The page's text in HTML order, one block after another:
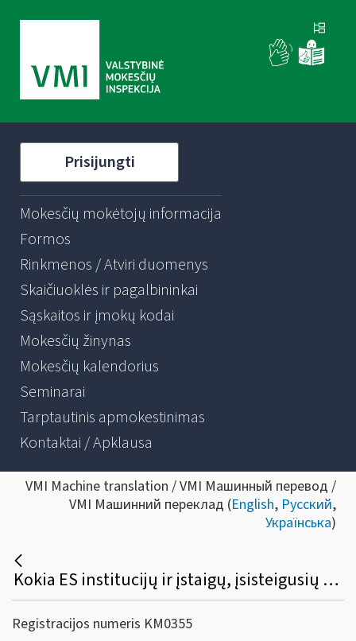
Prisijungti
Mokesčių mokėtojų informacija
Formos
Rinkmenos / Atviri duomenys
Skaičiuoklės ir pagalbininkai
Sąskaitos ir įmokų kodai
Mokesčių žinynas
Mokesčių kalendorius
Seminarai
Tarptautinis apmokestinimas
Kontaktai / Apklausa
VMI Machine translation / VMI Машинный перевод /
VMI Машинний переклад (English, Русский,
Українська)
Kokia ES institucijų ir įstaigų, įsisteigusių Lietuvoje, PVM ir akcizų lengvatų taikymo ir susigrąžinimo tvarka?
Registracijos numeris KM0355